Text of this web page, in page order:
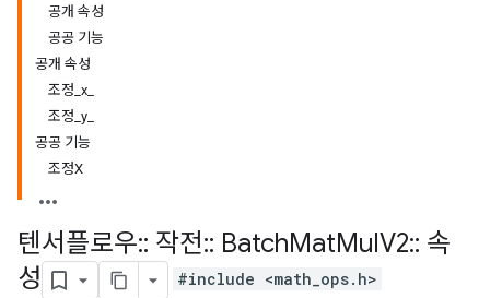
공개 속성
공공 기능
공개 속성
조정_x_
조정_y_
공공 기능
조정X
텐서플로우:: 작전:: BatchMatMulV2:: 속
성
#include <math_ops.h>